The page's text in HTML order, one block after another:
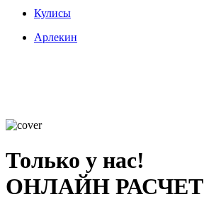
Кулисы
Арлекин
Только у нас!
ОНЛАЙН РАСЧЕТ